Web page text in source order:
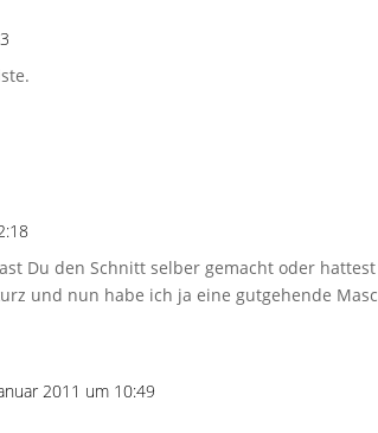
Du den Schnitt selber gemacht oder
und nun habe ich ja eine gutgehende
2011 um 10:49